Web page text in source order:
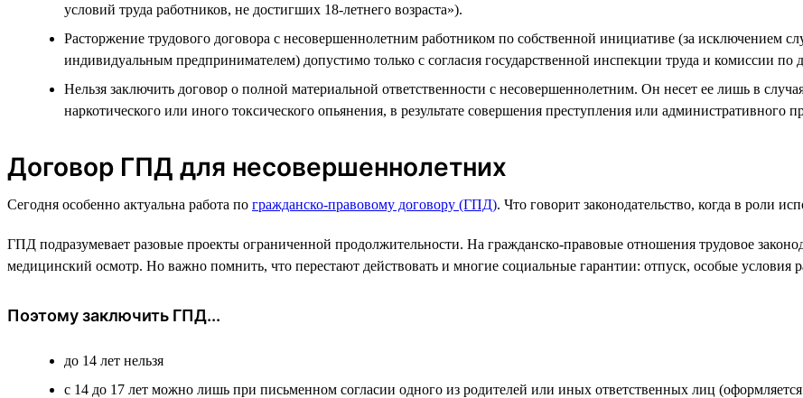
условий труда работников, не достигших 18-летнего возраста»).
Расторжение трудового договора с несовершеннолетним работником по собственной инициативе (за исключением
индивидуальным предпринимателем) допустимо только с согласия государственной инспекции труда и комиссии
Нельзя заключить договор о полной материальной ответственности с несовершеннолетним. Он несет ее лишь в
наркотического или иного токсического опьянения, в результате совершения преступления или
Договор ГПД для несовершеннолетних
Сегодня особенно актуальна работа по гражданско-правовому договору (ГПД). Что говорит законодательство, когда в роли
ГПД подразумевает разовые проекты ограниченной продолжительности. На гражданско-правовые отношения трудовое
медицинский осмотр. Но важно помнить, что перестают действовать и многие социальные гарантии: отпуск, особые условия
Поэтому заключить ГПД...
до 14 лет нельзя
с 14 до 17 лет можно лишь при письменном согласии одного из родителей или иных ответственных лиц